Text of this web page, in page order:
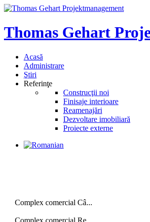
Thomas Gehart
Acasă
Administrare
Ştiri
Referinţe
Construcţii noi
Finisaje interioare
Reamenajări
Dezvoltare imobiliară
Proiecte externe
Complex comercial Câ...
Complex comercial Re...